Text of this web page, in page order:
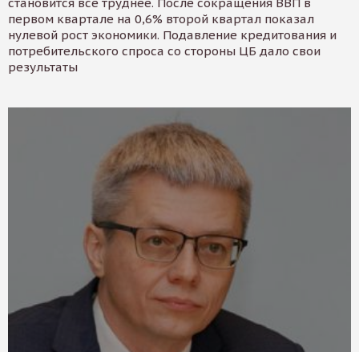
первом квартале на 0,6% второй квартал показал
нулевой рост экономики. Подавление кредитования и
потребительского спроса со стороны ЦБ дало свои
результаты